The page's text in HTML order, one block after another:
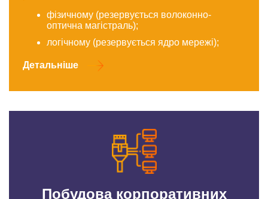
фізичному (резервується волоконно-
оптична магістраль);
логічному (резервується ядро мережі);
Детальніше
Побудова корпоративних